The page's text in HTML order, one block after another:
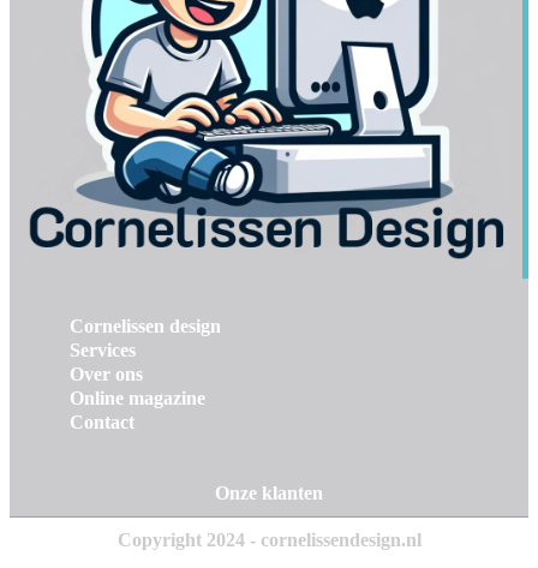
Cornelissen design
Services
Over ons
Online magazine
Contact
Onze klanten
Copyright 2024 - cornelissendesign.nl